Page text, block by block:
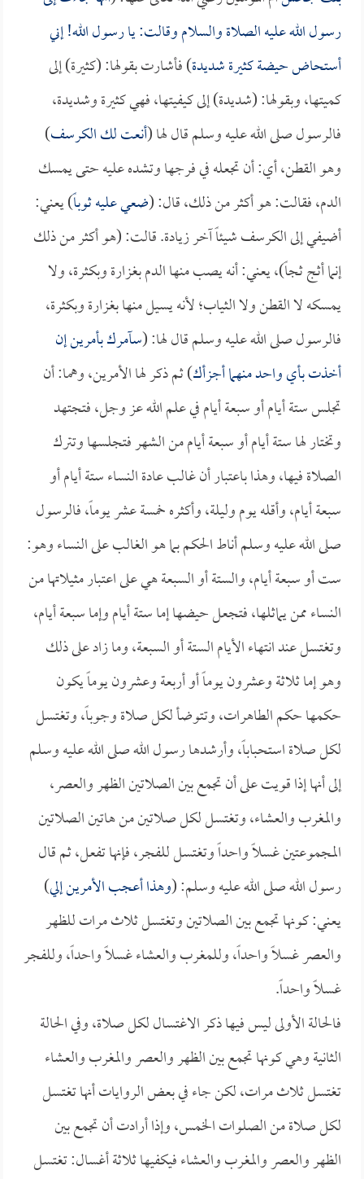
رسول الله عليه الصلاة والسلام وقالت: يا رسول الله! إني
أستحاض حيضة كثيرة شديدة) فأشارت بقولها: (كثيرة) إلى
كميتها، وبقولها: (شديدة) إلى كيفيتها، فهي كثيرة وشديدة،
فالرسول صلى الله عليه وسلم قال لها (أنعت لك الكرسف)
وهو القطن، أي: أن تجعله في فرجها وتشده عليه حتى يمسك
الدم، فقالت: هو أكثر من ذلك، قال: (ضعي عليه ثوباً) يعني:
أضيفي إلى الكرسف شيئاً آخر زيادة. قالت: (هو أكثر من ذلك
إنما أثج ثجاً)، يعني: أنه يصب منها الدم بغزارة وبكثرة، ولا
يمسكه لا القطن ولا الثياب؛ لأنه يسيل منها بغزارة وبكثرة،
فالرسول صلى الله عليه وسلم قال لها: (سآمرك بأمرين إن
أخذت بأي واحد منهما أجزأك) ثم ذكر لها الأمرين، وهما: أن
تجلس ستة أيام أو سبعة أيام في علم الله عز وجل، فتجتهد
وتختار لها ستة أيام أو سبعة أيام من الشهر فتجلسها وتترك
الصلاة فيها، وهذا باعتبار أن غالب عادة النساء ستة أيام أو
سبعة أيام، وأقله يوم وليلة، وأكثره خمسة عشر يوماً، فالرسول
صلى الله عليه وسلم أناط الحكم بما هو الغالب على النساء وهو:
ست أو سبعة أيام، والستة أو السبعة هي على اعتبار مثيلاتها من
النساء ممن يماثلها، فتجعل حيضها إما ستة أيام وإما سبعة أيام،
وتغتسل عند انتهاء الأيام الستة أو السبعة، وما زاد على ذلك
وهو إما ثلاثة وعشرون يوماً أو أربعة وعشرون يوماً يكون
حكمها حكم الطاهرات، وتتوضأ لكل صلاة وجوباً، وتغتسل
لكل صلاة استحباباً، وأرشدها رسول الله صلى الله عليه وسلم
إلى أنها إذا قويت على أن تجمع بين الصلاتين الظهر والعصر،
والمغرب والعشاء، وتغتسل لكل صلاتين من هاتين الصلاتين
المجموعتين غسلاً واحداً وتغتسل للفجر، فإنها تفعل، ثم قال
رسول الله صلى الله عليه وسلم: (وهذا أعجب الأمرين إلي)
يعني: كونها تجمع بين الصلاتين وتغتسل ثلاث مرات للظهر
والعصر غسلاً واحداً، وللمغرب والعشاء غسلاً واحداً، وللفجر
غسلاً واحداً.
فالحالة الأولى ليس فيها ذكر الاغتسال لكل صلاة، وفي الحالة
الثانية وهي كونها تجمع بين الظهر والعصر والمغرب والعشاء
تغتسل ثلاث مرات، لكن جاء في بعض الروايات أنها تغتسل
لكل صلاة من الصلوات الخمس، وإذا أرادت أن تجمع بين
الظهر والعصر والمغرب والعشاء فيكفيها ثلاثة أغسال: تغتسل